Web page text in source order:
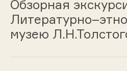
Обзорная
музею